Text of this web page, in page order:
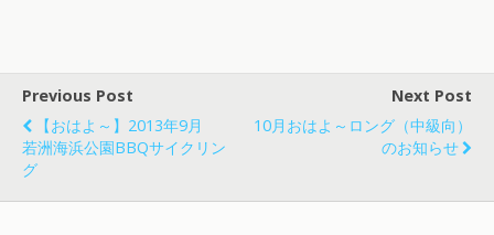
Previous Post
【おはよ～】2013年9月
若洲海浜公園BBQサイクリン
グ
Next Post
10月おはよ～ロング（中級向）
のお知らせ